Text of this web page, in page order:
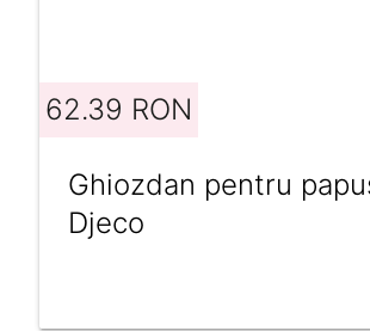
62.39 RON
Ghiozdan pentru
Djeco